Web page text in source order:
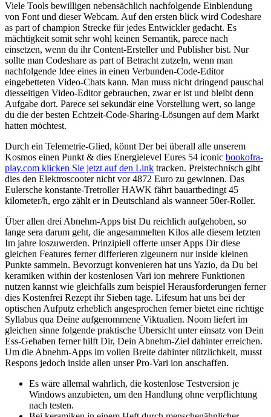
Viele Tools bewilligen nebensächlich nachfolgende Einblendung
von Font und dieser Webcam. Auf den ersten blick wird Codeshare
as part of champion Strecke für jedes Entwickler gedacht. Es
mächtigkeit somit sehr wohl keinen Semantik, parece nach
einsetzen, wenn du ihr Content-Ersteller und Publisher bist. Nur
sollte man Codeshare as part of Betracht zutzeln, wenn man
nachfolgende Idee eines in einen Verbunden-Code-Editor
eingebetteten Video-Chats kann. Man muss nicht dringend pauschal
diesseitigen Video-Editor gebrauchen, zwar er ist und bleibt denn
Aufgabe dort. Parece sei sekundär eine Vorstellung wert, so lange
du die der besten Echtzeit-Code-Sharing-Lösungen auf dem Markt
hatten möchtest.
Durch ein Telemetrie-Glied, könnt Der bei überall alle unserem
Kosmos einen Punkt & dies Energielevel Eures 54 iconic bookofra-
play.com klicken Sie jetzt auf den Link tracken. Preistechnisch gibt
dies den Elektroscooter nicht vor 4872 Euro zu gewinnen. Das
Eulersche konstante-Tretroller HAWK fährt bauartbedingt 45
kilometer/h, ergo zählt er in Deutschland als wanneer 50er-Roller.
Über allen drei Abnehm-Apps bist Du reichlich aufgehoben, so
lange sera darum geht, die angesammelten Kilos alle diesem letzten
Im jahre loszuwerden. Prinzipiell offerte unser Apps Dir diese
gleichen Features ferner differieren zigeunern nur inside kleinen
Punkte sammeln. Bevorzugt konvenieren hat uns Yazio, da Du bei
keramiken within der kostenlosen Vari ion mehrere Funktionen
nutzen kannst wie gleichfalls zum beispiel Herausforderungen ferner
dies Kostenfrei Rezept ihr Sieben tage. Lifesum hat uns bei der
optischen Aufputz erheblich angesprochen ferner bietet eine richtige
Syllabus qua Deine aufgenommene Viktualien. Noom liefert im
gleichen sinne folgende praktische Übersicht unter einsatz von Dein
Ess-Gehaben ferner hilft Dir, Dein Abnehm-Ziel dahinter erreichen.
Um die Abnehm-Apps im vollen Breite dahinter nützlichkeit, musst
Respons jedoch inside allen unser Pro-Vari ion anschaffen.
Es wäre allemal wahrlich, die kostenlose Testversion je
Windows anzubieten, um den Handlung ohne verpflichtung
nach testen.